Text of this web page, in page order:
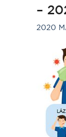
–
2020